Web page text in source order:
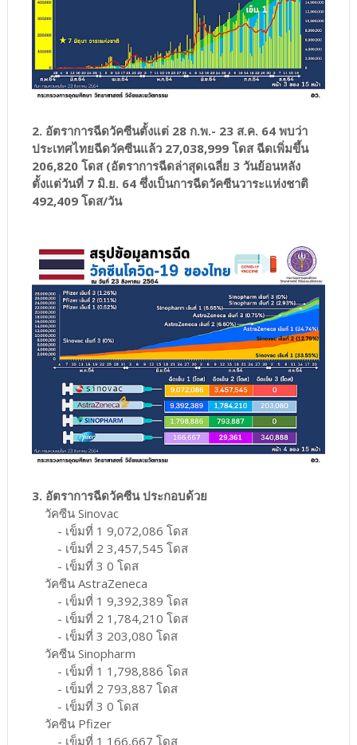
2. อัตราการฉีดวัคซีนตั้งแต่ 28 ก.พ.- 23 ส.ค. 64 พบว่า
ประเทศไทยฉีดวัคซีนแล้ว 27,038,999 โดส ฉีดเพิ่มขึ้น
206,820 โดส (อัตราการฉีดล่าสุดเฉลี่ย 3 วันย้อนหลัง
ตั้งแต่วันที่ 7 มิ.ย. 64 ซึ่งเป็นการฉีดวัคซีนวาระแห่งชาติ
492,409 โดส/วัน
3. อัตราการฉีดวัคซีน ประกอบด้วย
วัคซีน Sinovac
- เข็มที่ 1 9,072,086 โดส
- เข็มที่ 2 3,457,545 โดส
- เข็มที่ 3 0 โดส
วัคซีน AstraZeneca
- เข็มที่ 1 9,392,389 โดส
- เข็มที่ 2 1,784,210 โดส
- เข็มที่ 3 203,080 โดส
วัคซีน Sinopharm
- เข็มที่ 1 1,798,886 โดส
- เข็มที่ 2 793,887 โดส
- เข็มที่ 3 0 โดส
วัคซีน Pfizer
- เข็มที่ 1 166,667 โดส